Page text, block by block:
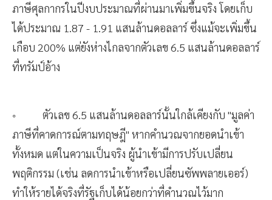
ภาษีศุลกากรในปีงบประมาณที่ผ่านมาเพิ่มขึ้นจริง โดยเก็บ
ได้ประมาณ 1.87 - 1.91 แสนล้านดอลลาร์ ซึ่งแม้จะเพิ่มขึ้น
เกือบ 200% แต่ยังห่างไกลจากตัวเลข 6.5 แสนล้านดอลลาร์
ที่ทรัมป์อ้าง
◦ ตัวเลข 6.5 แสนล้านดอลลาร์นั้นใกล้เคียงกับ "มูลค่า
ภาษีที่คาดการณ์ตามทฤษฎี" หากคำนวณจากยอดนำเข้า
ทั้งหมด แต่ในความเป็นจริง ผู้นำเข้ามีการปรับเปลี่ยน
พฤติกรรม (เช่น ลดการนำเข้าหรือเปลี่ยนซัพพลายเออร์)
ทำให้รายได้จริงที่รัฐเก็บได้น้อยกว่าที่คำนวณไว้มาก